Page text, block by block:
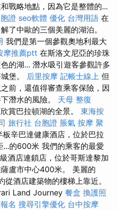
戰略地點，因為它是整體的...
證 seo軟體 優化 台灣用語 在
了中歐的三個美麗的湖泊。
我們是第一個參觀奧地利最大
摩推薦ptt 在斯洛文尼亞的珍珠
的湖... 潛水吸引遊客參觀許多
堡。
后里按摩 記帳士線上 但
前，還值得審查乘客保險，因
潛水的風險。 天母 整復
賞巴拉頓湖的全景。 東海按
旅行社 台胞證 脹氣 按摩 聚
板辛巴達健康酒店，位於巴拉
的600米 我們的乘客的最愛
酒店連鎖店，位於哥斯達黎加
盧市中心400米。 美麗的
酒店建築物的樓梯上靠近。
Land Journey 餐盒 換護照
名 搜尋引擎優化 台中按摩